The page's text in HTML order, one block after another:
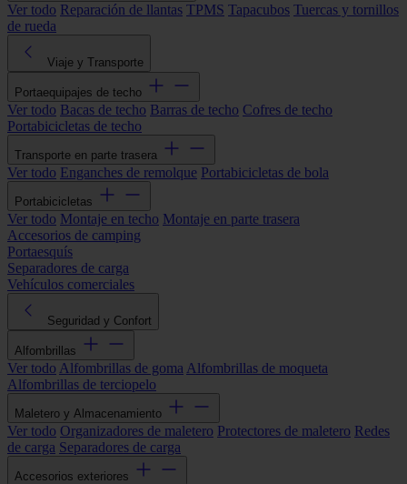
Ver todo Reparación de llantas TPMS Tapacubos Tuercas y tornillos
de rueda
Viaje y Transporte
Portaequipajes de techo
Ver todo Bacas de techo Barras de techo Cofres de techo
Portabicicletas de techo
Transporte en parte trasera
Ver todo Enganches de remolque Portabicicletas de bola
Portabicicletas
Ver todo Montaje en techo Montaje en parte trasera
Accesorios de camping
Portaesquís
Separadores de carga
Vehículos comerciales
Seguridad y Confort
Alfombrillas
Ver todo Alfombrillas de goma Alfombrillas de moqueta
Alfombrillas de terciopelo
Maletero y Almacenamiento
Ver todo Organizadores de maletero Protectores de maletero Redes
de carga Separadores de carga
Accesorios exteriores